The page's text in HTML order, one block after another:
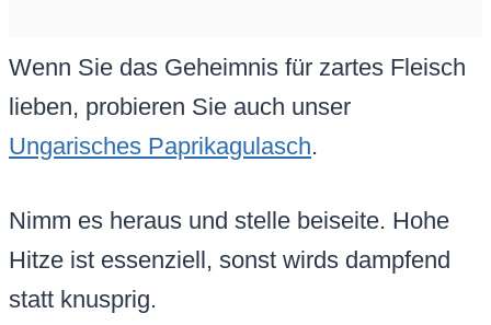
Wenn Sie das Geheimnis für zartes Fleisch
lieben, probieren Sie auch unser
Ungarisches Paprikagulasch.
Nimm es heraus und stelle beiseite. Hohe
Hitze ist essenziell, sonst wirds dampfend
statt knusprig.